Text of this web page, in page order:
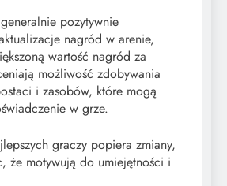
pozytywnie
nagród w arenie,
wartość nagród za
możliwość zdobywania
i zasobów, które mogą
w grze.
graczy popiera zmiany,
że motywują do umiejętności i